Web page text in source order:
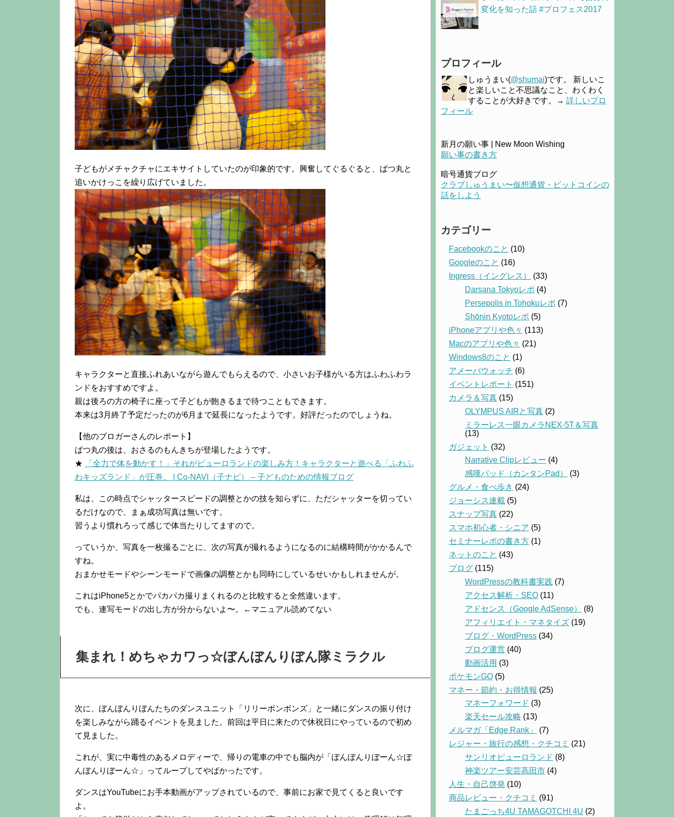
子どもがメチャクチャにエキサイトしていたのが印象的です。興奮してぐるぐると、ばつ丸と
追いかけっこを繰り広げていました。
キャラクターと直接ふれあいながら遊んでもらえるので、小さいお子様がいる方はふわふわラ
ンドをおすすめですよ。
親は後ろの方の椅子に座って子どもが飽きるまで待つこともできます。
本来は3月終了予定だったのが6月まで延長になったようです。好評だったのでしょうね。
【他のブロガーさんのレポート】
ばつ丸の後は、おさるのもんきちが登場したようです。
★
「全力で体を動かす！」それがピューロランドの楽しみ方！キャラクターと遊べる「ふわふ
わキッズランド」が圧巻。 | Co-NAVI（子ナビ） – 子どものための情報ブログ
私は、この時点でシャッタースピードの調整とかの技を知らずに、ただシャッターを切ってい
るだけなので、まぁ成功写真は無いです。
習うより慣れろって感じで体当たりしてますので。
っていうか、写真を一枚撮るごとに、次の写真が撮れるようになるのに結構時間がかかるんで
すね。
おまかせモードやシーンモードで画像の調整とかも同時にしているせいかもしれませんが。
これはiPhone5とかでパカパカ撮りまくれるのと比較すると全然違います。
でも、連写モードの出し方が分からないよ〜。←マニュアル読めてない
集まれ！めちゃカワっ☆ぼんぼんりぼん隊ミラクル
次に、ぼんぼんりぼんたちのダンスユニット「リリーボンボンズ」と一緒にダンスの振り付け
を楽しみながら踊るイベントを見ました。前回は平日に来たので休祝日にやっているので初め
て見ました。
これが、実に中毒性のあるメロディーで、帰りの電車の中でも脳内が「ぼんぼんりぼーん☆ぼ
んぼんりぼーん☆」ってループしてやばかったです。
ダンスはYouTubeにお手本動画がアップされているので、事前にお家で見てくると良いです
よ。
変化を知った話 #ブロフェス2017
プロフィール
しゅうまい(@shumai)です。 新しいこ
と楽しいこと不思議なこと、わくわく
することが大好きです。→ 詳しいプロ
フィール
新月の願い事 | New Moon Wishing
願い事の書き方
暗号通貨ブログ
クラブしゅうまい〜仮想通貨・ビットコインの
話をしよう
カテゴリー
Facebookのこと (10)
Googleのこと (16)
Ingress（イングレス）
(33)
Darsana Tokyoレポ (4)
Persepolis in Tohokuレポ (7)
Shōnin Kyotoレポ (5)
iPhoneアプリや色々 (113)
Macのアプリや色々 (21)
Windows8のこと (1)
アメーバウォッチ (6)
イベントレポート (151)
カメラ＆写真 (15)
OLYMPUS AIRと写真 (2)
ミラーレス一眼カメラNEX-5T＆写真
(13)
ガジェット (32)
Narrative Clipレビュー (4)
感嘆パッド（カンタンPad）
(3)
グルメ・食べ歩き (24)
ジョーシス連載 (5)
スナップ写真 (22)
スマホ初心者・シニア (5)
セミナーレポの書き方 (1)
ネットのこと (43)
ブログ (115)
WordPressの教科書実践 (7)
アクセス解析・SEO (11)
アドセンス（Google AdSense）
(8)
アフィリエイト・マネタイズ (19)
ブログ・WordPress (34)
ブログ運営 (40)
動画活用 (3)
ポケモンGO (5)
マネー・節約・お得情報 (25)
マネーフォワード (3)
楽天セール攻略 (13)
メルマガ「Edge Rank」
(7)
レジャー・旅行の感想・クチコミ (21)
サンリオピューロランド (8)
神楽ツアー安芸高田市 (4)
人生・自己啓発 (10)
商品レビュー・クチコミ (91)
たまごっち4U TAMAGOTCHI 4U (2)